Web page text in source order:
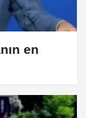
en